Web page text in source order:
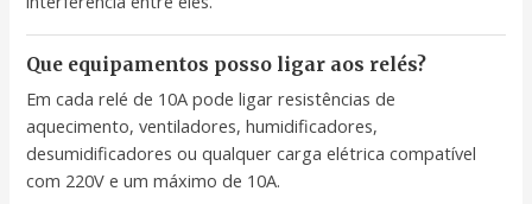
Que equipamentos posso ligar aos relés?
Em cada relé de 10A pode ligar resistências de
aquecimento, ventiladores, humidificadores,
desumidificadores ou qualquer carga elétrica compatível
com 220V e um máximo de 10A.